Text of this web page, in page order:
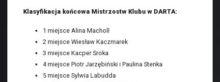
Klasyfikacja końcowa Mistrzostw Klubu w DARTA:
1 miejsce Alina Macholl
2 miejsce Wiesław Kaczmarek
3 miejsce Kacper Sroka
4 miejsce Piotr Jarzębiński i Paulina Stenka
5 miejsce Sylwia Labudda